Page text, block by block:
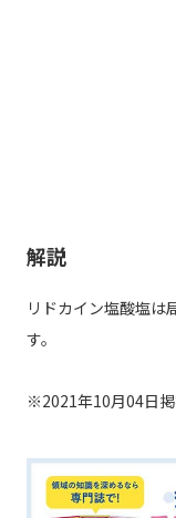
解説
リドカイン塩酸塩は
す。
※2021年10月04日掲